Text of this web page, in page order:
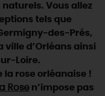
END
Vous allez
tels que
des-Prés,
ville d’Orléans ainsi
Loire.
la rose orléanaise !
Rose n’impose pas